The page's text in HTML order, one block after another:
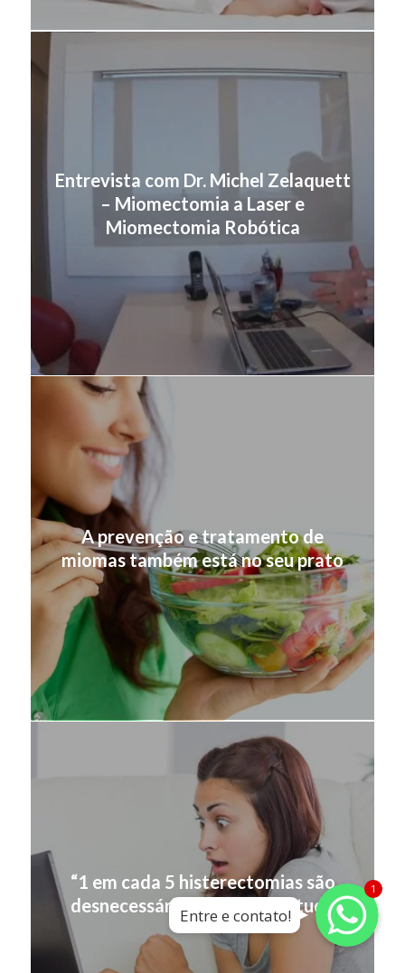
Entrevista com Dr. Michel Zelaquett
– Miomectomia a Laser e
Miomectomia Robótica
A prevenção e tratamento de
miomas também está no seu prato
“1 em cada 5 histerectomias são
desnecessárias” – afirma estudo
Whatsapp
Whatsapp
Whatsapp
1
Entre e contato!